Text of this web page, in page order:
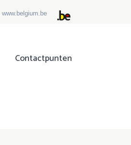
www.belgium.be
Contactpunten